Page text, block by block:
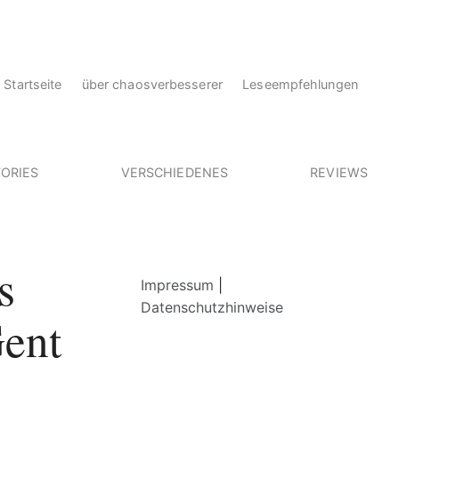
Startseite über chaosverbesserer Leseempfehlungen
VERSCHIEDENES REVIEWS
Impressum
Datenschutzhinweise